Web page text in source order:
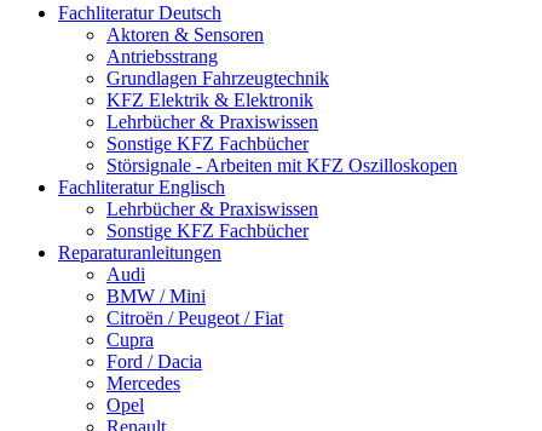
Fachliteratur Deutsch
Aktoren & Sensoren
Antriebsstrang
Grundlagen Fahrzeugtechnik
KFZ Elektrik & Elektronik
Lehrbücher & Praxiswissen
Sonstige KFZ Fachbücher
Störsignale - Arbeiten mit KFZ Oszilloskopen
Fachliteratur Englisch
Lehrbücher & Praxiswissen
Sonstige KFZ Fachbücher
Reparaturanleitungen
Audi
BMW / Mini
Citroën / Peugeot / Fiat
Cupra
Ford / Dacia
Mercedes
Opel
Renault